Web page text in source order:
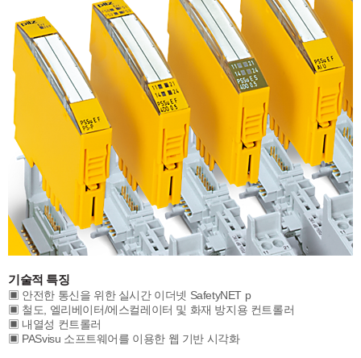
기술적 특징
▣ 안전한 통신을 위한 실시간 이더넷 SafetyNET p
▣ 철도, 엘리베이터/에스컬레이터 및 화재 방지용 컨트롤러
▣ 내열성 컨트롤러
▣ PASvisu 소프트웨어를 이용한 웹 기반 시각화